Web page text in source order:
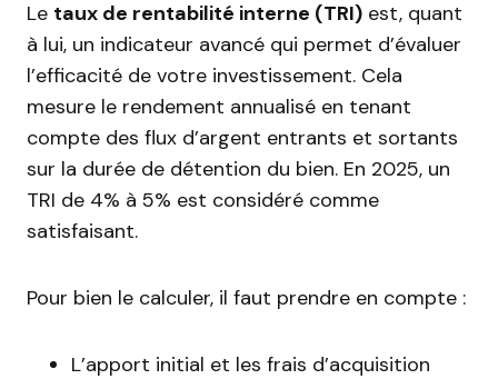
Le taux de rentabilité interne (TRI) est, quant
à lui, un indicateur avancé qui permet d’évaluer
l’efficacité de votre investissement. Cela
mesure le rendement annualisé en tenant
compte des flux d’argent entrants et sortants
sur la durée de détention du bien. En 2025, un
TRI de 4% à 5% est considéré comme
satisfaisant.
Pour bien le calculer, il faut prendre en compte :
L’apport initial et les frais d’acquisition